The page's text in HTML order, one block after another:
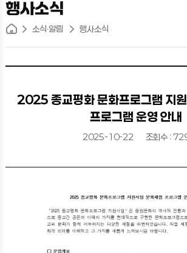
행사소식
소식·알림 행사소식
2025 종교평화 문화프로그램 지
프로그램 운영 안내
2025-10-22 조회수 :